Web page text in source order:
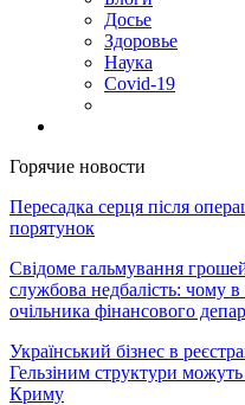
Досье
Здоровье
Наука
Covid-19
Горячие новости
Пересадка серця після
порятунок
Свідоме гальмування
службова недбалість: чому
очільника фінансового
Український бізнес в
Гельзіним структури
Криму